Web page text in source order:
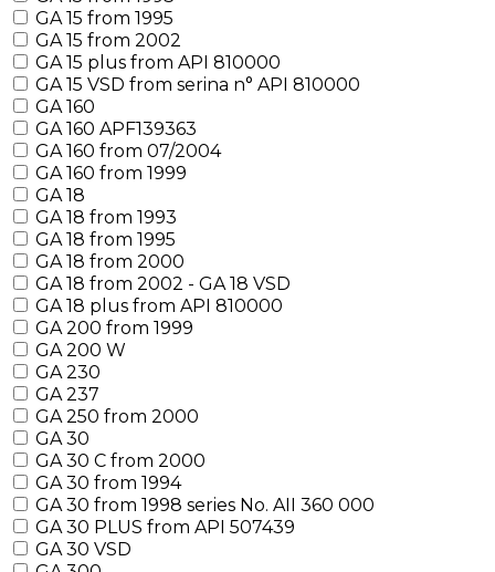
GA 15 from 1995
GA 15 from 2002
GA 15 plus from API 810000
GA 15 VSD from serina n° API 810000
GA 160
GA 160 APF139363
GA 160 from 07/2004
GA 160 from 1999
GA 18
GA 18 from 1993
GA 18 from 1995
GA 18 from 2000
GA 18 from 2002 - GA 18 VSD
GA 18 plus from API 810000
GA 200 from 1999
GA 200 W
GA 230
GA 237
GA 250 from 2000
GA 30
GA 30 C from 2000
GA 30 from 1994
GA 30 from 1998 series No. AII 360 000
GA 30 PLUS from API 507439
GA 30 VSD